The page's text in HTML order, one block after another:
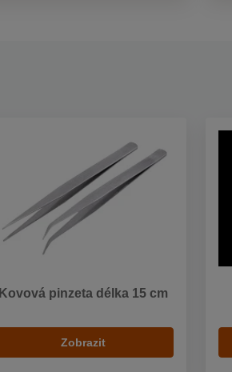
Kovová pinzeta délka 15 cm
Zobrazit